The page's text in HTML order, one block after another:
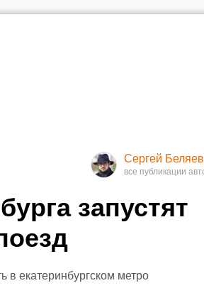
Сергей Беляев
запустят
в екатеринбургском метро